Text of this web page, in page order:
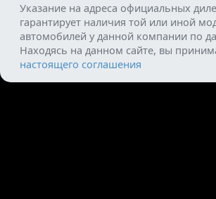
Указание на адреса официальных
гарантирует наличия той или иной
автомобилей у данной компании по
Находясь на данном сайте, вы
настоящего соглашения